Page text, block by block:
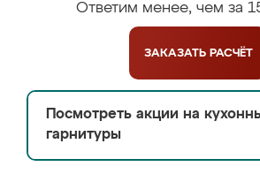
Ответим менее, чем за
ЗАКАЗАТЬ РАСЧЁТ
Посмотреть акции на
гарнитуры